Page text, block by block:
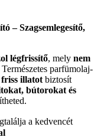
– Szagsemlegesítő,
légfrissítő, mely nem
Természetes parfümolaj-
friss illatot biztosít
bútorokat és
a kedvencét